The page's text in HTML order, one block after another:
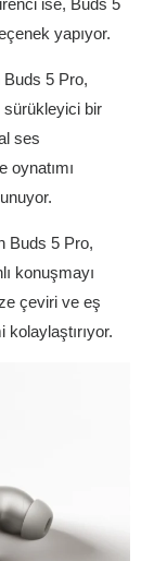
ise, Buds 5
yapıyor.
Buds 5 Pro,
bir
ses
oynatımı
Buds 5 Pro,
konuşmayı
çeviri ve eş